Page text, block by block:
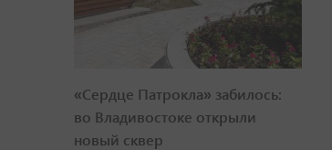
«Сердце Патрокла» забилось:
во Владивостоке открыли
новый сквер